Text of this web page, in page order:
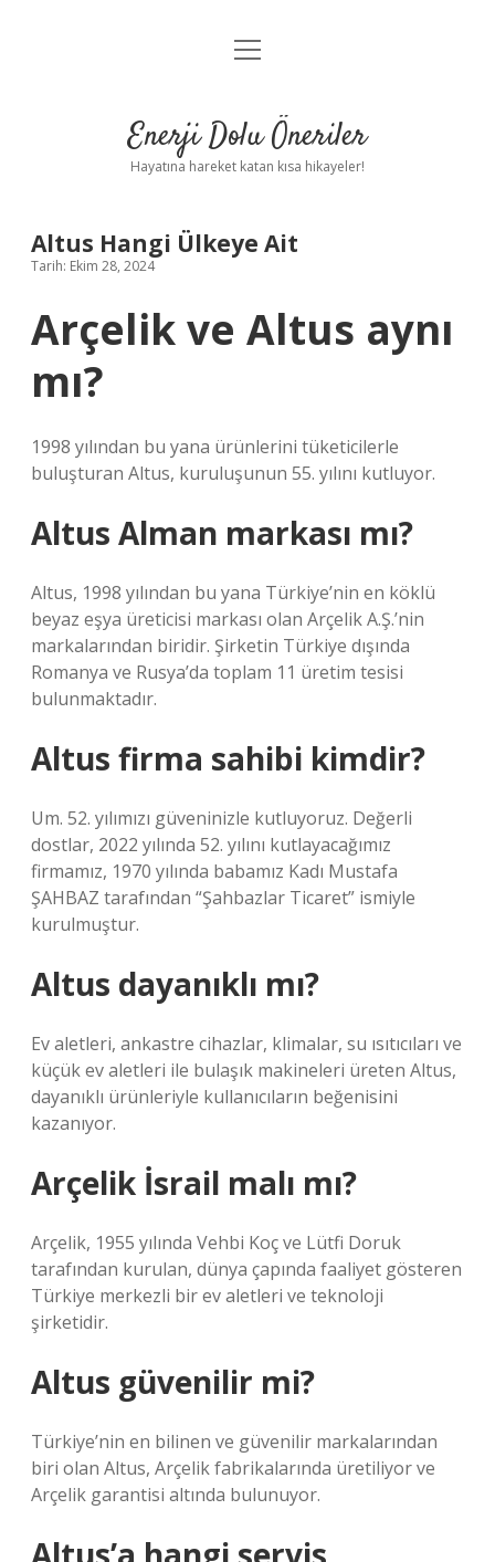
Anasayfa
Yasal Uyarı
menüyü
Enerji Dolu Öneriler
Hayatına hareket katan kısa hikayeler!
Altus Hangi Ülkeye Ait
Tarih: Ekim 28, 2024
Arçelik ve Altus aynı
mı?
1998 yılından bu yana ürünlerini tüketicilerle
buluşturan Altus, kuruluşunun 55. yılını kutluyor.
Altus Alman markası mı?
Altus, 1998 yılından bu yana Türkiye’nin en köklü
beyaz eşya üreticisi markası olan Arçelik A.Ş.’nin
markalarından biridir. Şirketin Türkiye dışında
Romanya ve Rusya’da toplam 11 üretim tesisi
bulunmaktadır.
Altus firma sahibi kimdir?
Um. 52. yılımızı güveninizle kutluyoruz. Değerli
dostlar, 2022 yılında 52. yılını kutlayacağımız
firmamız, 1970 yılında babamız Kadı Mustafa
ŞAHBAZ tarafından “Şahbazlar Ticaret” ismiyle
kurulmuştur.
Altus dayanıklı mı?
Ev aletleri, ankastre cihazlar, klimalar, su ısıtıcıları ve
küçük ev aletleri ile bulaşık makineleri üreten Altus,
dayanıklı ürünleriyle kullanıcıların beğenisini
kazanıyor.
Arçelik İsrail malı mı?
Arçelik, 1955 yılında Vehbi Koç ve Lütfi Doruk
tarafından kurulan, dünya çapında faaliyet gösteren
Türkiye merkezli bir ev aletleri ve teknoloji
şirketidir.
Altus güvenilir mi?
Türkiye’nin en bilinen ve güvenilir markalarından
biri olan Altus, Arçelik fabrikalarında üretiliyor ve
Arçelik garantisi altında bulunuyor.